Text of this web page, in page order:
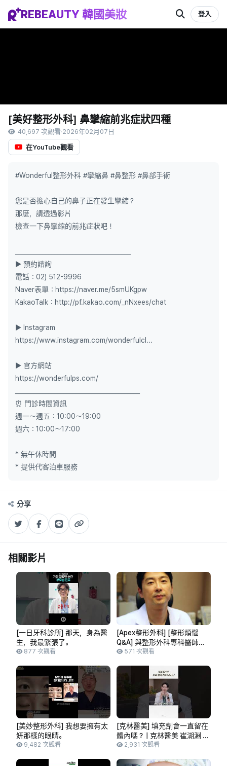
REBEAUTY 韓國美妝 登入
[美好整形外科] 鼻攣縮前兆症狀四種
40,697 次觀看·2026年02月07日
在YouTube觀看
#Wonderful整形外科 #攣縮鼻 #鼻整形 #鼻部手術
您是否擔心自己的鼻子正在發生攣縮？
那麼，請透過影片
檢查一下鼻攣縮的前兆症狀吧！
▶ 預約諮詢
電話：02) 512-9996
Naver表單：https://naver.me/5smUKgpw
KakaoTalk：http://pf.kakao.com/_nNxees/chat
▶ Instagram
https://www.instagram.com/wonderfulcl...
▶ 官方網站
https://wonderfulps.com/
⏰ 門診時間資訊
週一～週五：10:00～19:00
週六：10:00～17:00
* 無午休時間
* 提供代客泊車服務
分享
相關影片
[一日牙科診所] 那天，身為醫
生，我最緊張了。
877 次觀看
[Apex整形外科] [整形煩惱
Q&A] 與整形外科專科醫師宋
炫錫院長預先諮詢的Apex整形
膚肉毒桿菌素注射」
571 次觀看
[美妙整形外科] 我想要擁有太
妍那樣的眼睛。
9,482 次觀看
[克林醫美] 填充劑會一直留在
體內嗎？ | 克林醫美 崔湖淵 院
長2,931 次觀看